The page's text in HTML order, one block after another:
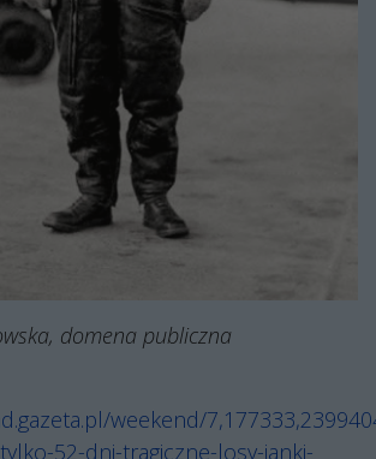
domena publiczna
weekend/
52-dni-tragiczne-losy-janki-